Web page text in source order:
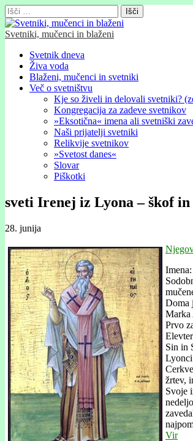
Išči:
Svetniki, mučenci in blaženi
Glavni
meni
Skip
content
Svetnik dneva
Živa voda
Blaženi, mučenci in svetniki
Več o svetništvu
Kje so živeli in delovali svetniki?
Kongregacija za zadeve svetnikov
»Eksotična« imena ali svetniški
Naši prijatelji svetniki
Relikvije svetnikov
»Svetost danes«
Slovar
Piškotki
sveti Irenej iz Lyona – škof in
28. junija
Doma
Marka
Prvo
Sin in
Lyonci
žrtev,
Svoje
Vir